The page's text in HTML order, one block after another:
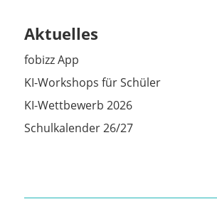
Aktuelles
fobizz App
KI-Workshops für Schüler
KI-Wettbewerb 2026
Schulkalender 26/27